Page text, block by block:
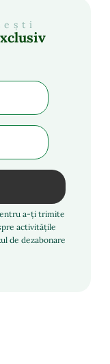
exclusiv
a-ți trimite
activitățile
de dezabonare